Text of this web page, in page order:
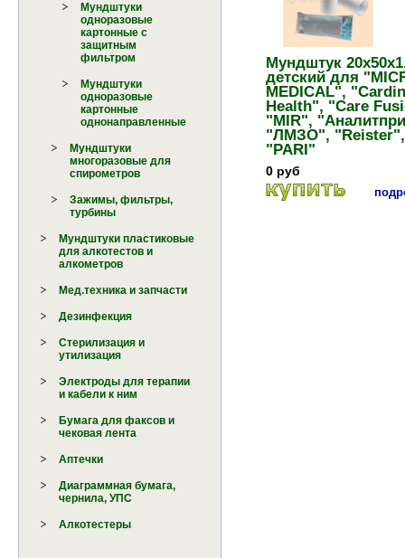
Мундштуки
одноразовые
картонные с
защитным
фильтром
Мундштуки
одноразовые
картонные
однонаправленные
Мундштуки
многоразовые для
спирометров
Зажимы, фильтры,
турбины
Мундштуки пластиковые
для алкотестов и
алкометров
Мед.техника и запчасти
Дезинфекция
Стерилизация и
утилизация
Электроды для терапии
и кабели к ним
Бумага для факсов и
чековая лента
Аптечки
Диаграммная бумага,
чернила, УПС
Алкотестеры
Мундштук
детский для
MEDICAL",
Health", "Care
"MIR",
"ЛМЗО", "Reister",
"PARI"
Мундштук (загубник)
для детей, одноразовый
спирометрам фирмы
0 руб